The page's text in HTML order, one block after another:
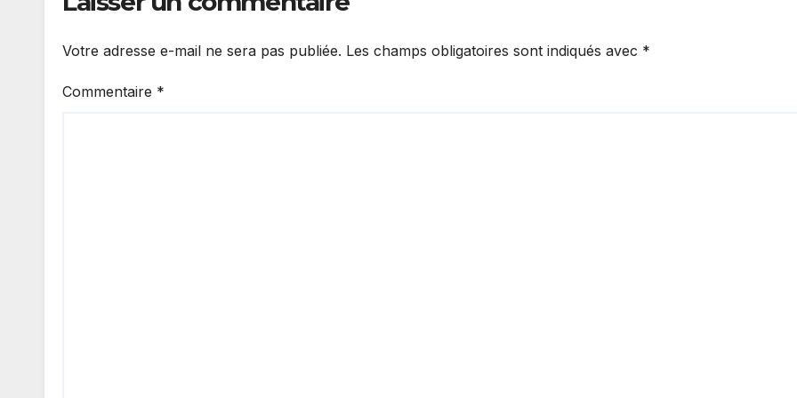
Votre adresse e-mail ne sera pas publiée. Les champs obligatoires sont indiqués avec *
Commentaire *